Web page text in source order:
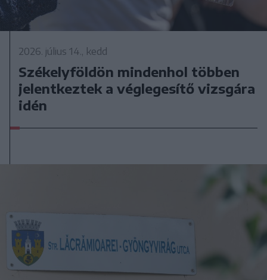
2026. július 14., kedd
Székelyföldön mindenhol többen
jelentkeztek a véglegesítő vizsgára
idén